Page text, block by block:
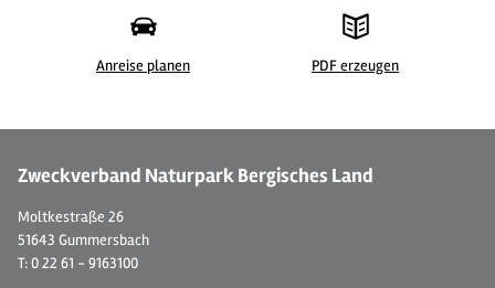
Anreise planen PDF erzeugen
Zweckverband Naturpark Bergisches Land
Moltkestraße 26
51643 Gummersbach
T: 0 22 61 - 9163100